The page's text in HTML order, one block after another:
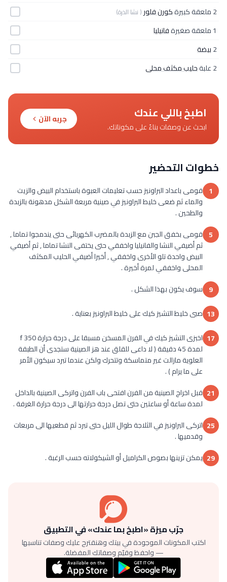
2 ملعقة كبيرة
كورن فلور ( نشا الذرة)
1 ملعقة صغيرة
فانيليا
2بيضة
2 علبة
حليب مكثف محلى
اطبخ باللي عندك
ابحث عن وصفات بناءً على مكوناتك.
جربه الآن
خطوات التحضير
1 قومى باعداد البراونيز حسب تعليمات العبوة باستخدام البيض والزيت
والماء ثم ضعى خليط البراونيز في صينية مربعة الشكل مدهونة بالزبدة
والطحين .
5 قومى بخفق الجبن مع الزبدة بالمضرب الكهربائى حتى يندمجوا تماما ,
ثم أضيفي النشا والفانيليا واخفقي حتى يختفى النشا تماما , ثم أضيفي
البيض واحدة تلو الأخرى واخفقي , أخيرا أضيفي الحليب المكثف
المحلى واخفقي لمرة أخيرة .
9 سوف يكون بهذا الشكل .
13 صبى خليط التشيز كيك على خليط البراونيز بعناية .
17
اخبزى التشيز كيك في الفرن المسخن مسبقا على درجة حرارة 350 f
لمدة 45 دقيقة ( لا داعى للقلق عند هز الصينية ستجدى أن الطبقة
العلوية مازالت غير متماسكة وتتحرك ولكن عندما تبرد سيكون الأمر
على ما يرام ) .
21 قبل اخراج الصينية من الفرن افتحى باب الفرن واتركى الصينية بالداخل
لمدة ساعة أو ساعتين حتى تصل درجة حرارتها الى درجة حرارة الغرفة .
25 اتركى البراونيز في الثلاجة طوال الليل حتى تبرد ثم قطعيها الى مربعات
وقدميها .
29 يمكن تزينها بصوص الكراميل أو الشيكولاته حسب الرغبة .
جرّب ميزة «اطبخ بما عندك» في التطبيق
اكتب المكونات الموجودة في بيتك وهنقترح عليك وصفات تناسبها
— واحفظ وقيّم وصفاتك المفضلة.